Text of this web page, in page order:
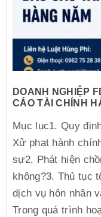
DOANH NGHIỆP
CÁO TÀI CHÍNH
Mục lục1. Quy
Xử phạt hành
sự2. Phát hiện
không?3. Thủ tục
dịch vụ hôn nhân
Trong quá trình